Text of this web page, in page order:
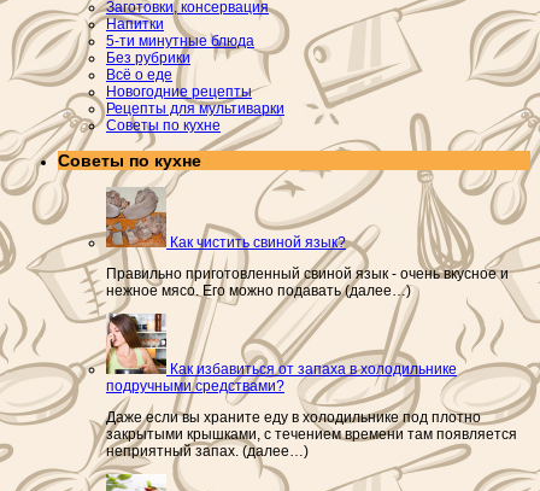
Заготовки, консервация
Напитки
5-ти минутные блюда
Без рубрики
Всё о еде
Новогодние рецепты
Рецепты для мультиварки
Советы по кухне
Советы по кухне
Как чистить свиной язык?
Правильно приготовленный свиной язык - очень вкусное и
нежное мясо. Его можно подавать (далее…)
Как избавиться от запаха в холодильнике
подручными средствами?
Даже если вы храните еду в холодильнике под плотно
закрытыми крышками, с течением времени там появляется
неприятный запах. (далее…)